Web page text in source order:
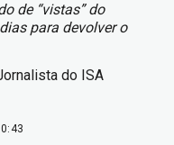
de “vistas” do
para devolver o
do ISA